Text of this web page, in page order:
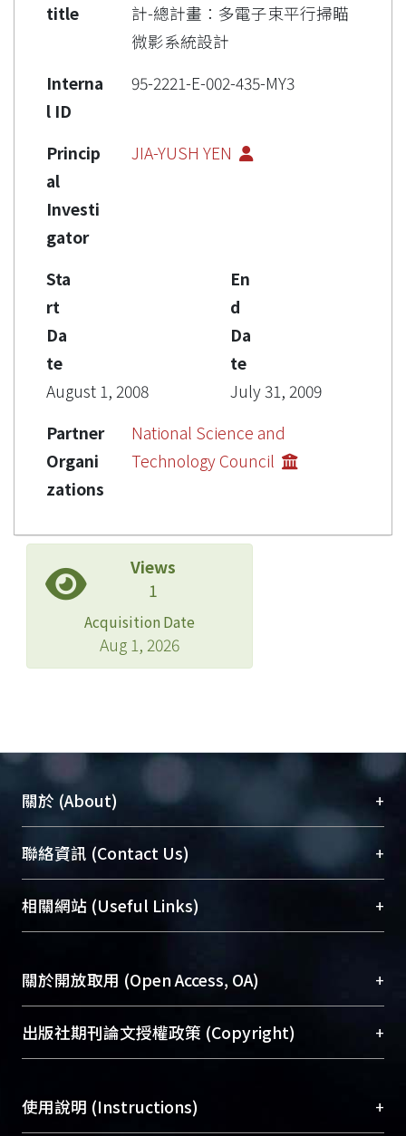
title
計-總計畫：多電子束平行掃瞄
微影系統設計
Interna
l ID
95-2221-E-002-435-MY3
Princip
al
Investi
gator
JIA-YUSH YEN
Sta
rt
Da
te
August 1, 2008
En
d
Da
te
July 31, 2009
Partner
Organi
zations
National Science and
Technology Council
Views
1
Acquisition Date
Aug 1, 2026
關於 (About) +
臺大位居世界頂尖大學之列，為永久珍藏及向國際
展現本校豐碩的研究成果及學術能量，圖書館整合
機構典藏（NTUR）與學術庫（AH）不同功能平
台，成為臺大學術典藏NTU scholars。期能整合研
成果。
To permanently archive and promote researcher
profiles and scholarly works, Library integrates the
services of “NTU Repository” with “Academic
聯絡資訊 (Contact Us) +
總館學科館員(Main Library)
醫學圖書館學科館員(Medical Library)
Sciences Library)
相關網站 (Useful Links) +
關於開放取用 (Open Access, OA) +
開放取用是從使用者角度提升資訊取用性的社會運
動，應用在學術研究上是透過將研究著作公開供使
用逐年攀升。同時可加速研究發展、提升研究影響
出版社期刊論文授權政策 (Copyright) +
含部分內容的版權非匯入者所有，或由第三方贊
助與合作完成，請確認該版權所有者及第三方同
使用說明 (Instructions) +